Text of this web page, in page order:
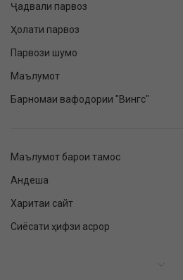
Ҷадвали парвоз
Ҳолати парвоз
Парвози шумо
Маълумот
Барномаи вафодории "Вингс"
Маълумот барои тамос
Андеша
Харитаи сайт
Сиёсати ҳифзи асрор